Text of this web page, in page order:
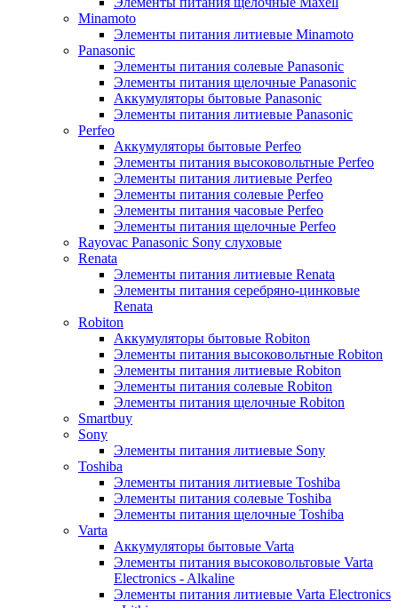
Minamoto
Элементы питания литиевые Minamoto
Panasonic
Элементы питания солевые Panasonic
Элементы питания щелочные Panasonic
Аккумуляторы бытовые Panasonic
Элементы питания литиевые Panasonic
Perfeo
Аккумуляторы бытовые Perfeo
Элементы питания высоковольтные Perfeo
Элементы питания литиевые Perfeo
Элементы питания солевые Perfeo
Элементы питания часовые Perfeo
Элементы питания щелочные Perfeo
Rayovac Panasonic Sony слуховые
Renata
Элементы питания литиевые Renata
Элементы питания серебряно-цинковые
Renata
Robiton
Аккумуляторы бытовые Robiton
Элементы питания высоковольтные Robiton
Элементы питания литиевые Robiton
Элементы питания солевые Robiton
Элементы питания щелочные Robiton
Smartbuy
Sony
Элементы питания литиевые Sony
Toshiba
Элементы питания литиевые Toshiba
Элементы питания солевые Toshiba
Элементы питания щелочные Toshiba
Varta
Аккумуляторы бытовые Varta
Элементы питания высоковольтовые Varta
Electronics - Alkaline
Элементы питания литиевые Varta Electronics